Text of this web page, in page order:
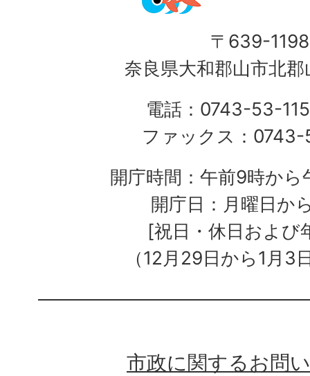
〒639-1198
奈良県大和郡山市北
電話：0743-53-
ファックス：
開庁時間：午前9時か
開庁日：月曜日か
[祝日・休日および
（12月29日から1月3
市政に関するお問